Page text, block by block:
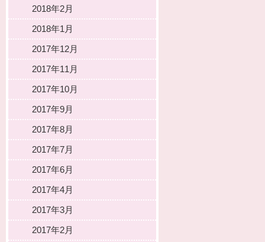
2018年2月
2018年1月
2017年12月
2017年11月
2017年10月
2017年9月
2017年8月
2017年7月
2017年6月
2017年4月
2017年3月
2017年2月